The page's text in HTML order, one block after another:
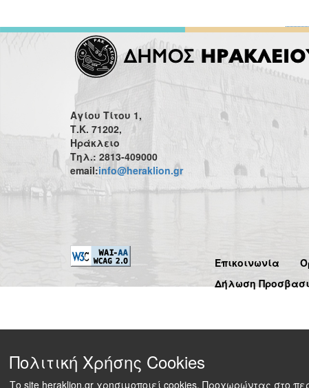
Αγίου Τίτου 1,
Τ.Κ. 71202,
Ηράκλειο
Τηλ.: 2813-409000
email:info@heraklion.gr
Επικοινωνία
Δήλωση
Πολιτική Χρήσης Cookies
Το site heraklion.gr χρησιμοποιεί cookies. Προχωρώντας στο